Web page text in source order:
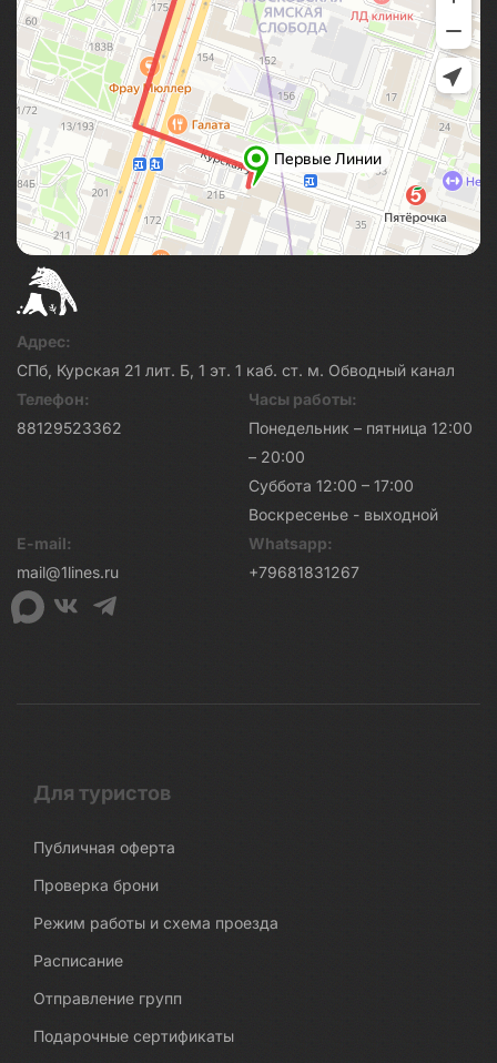
Адрес:
СПб, Курская 21 лит. Б, 1 эт. 1 каб. ст. м. Обводный канал
Телефон:
88129523362
Часы работы:
Понедельник – пятница 12:00
– 20:00
Суббота 12:00 – 17:00
Воскресенье - выходной
E-mail:
mail@1lines.ru
Whatsapp:
+79681831267
Для туристов
Публичная оферта
Проверка брони
Режим работы и схема проезда
Расписание
Отправление групп
Подарочные сертификаты